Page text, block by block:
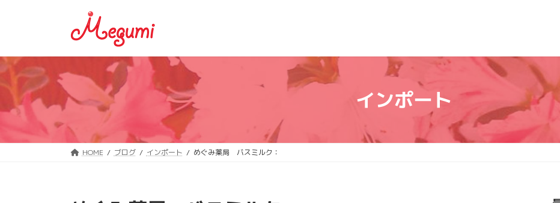
ツ
へ
ス
ッ
シ
ョ
ン
移
インポート
HOME ブログ インポート めぐみ薬局 バスミルク：